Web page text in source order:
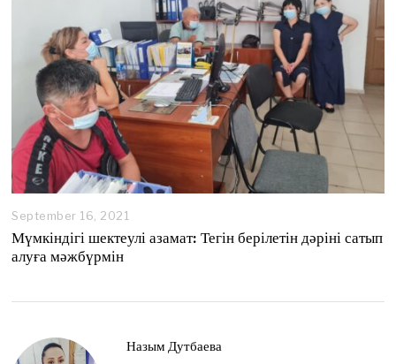
September 16, 2021
p
r
Мүмкіндігі шектеулі азамат: Тегін берілетін дәріні сатып
алуға мәжбүрмін
Назым Дутбаева